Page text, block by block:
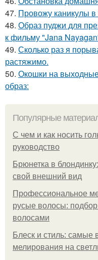
47. Провожу каникулы в
48. Образ пуджи для
к фильму "Jana
49. Сколько раз я
растяжимо.
50. Окошки на
образ:
Популярные
С чем и как носить
руководство
Брюнетка в
свой внешний вид
Профессиональное
русые волосы: подбор
волосами
Блеск и стиль: самые
мелирования на